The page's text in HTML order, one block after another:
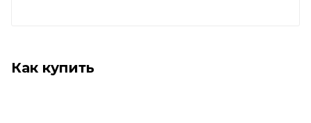
Как купить